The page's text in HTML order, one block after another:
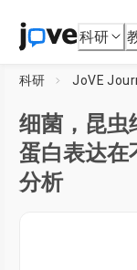
科研
科研 JoVE
细菌，昆虫
蛋白表达在
分析